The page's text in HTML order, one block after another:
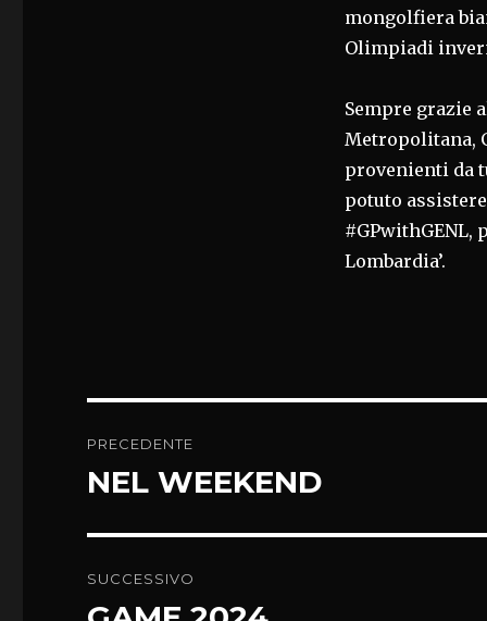
mongolfiera
Olimpiadi
Sempre grazie
Metropolitana,
provenienti da
potuto
#GPwithGENL,
Lombardia’.
articoli
PRECEDENTE
Articolo
NEL WEEKEND
SUCCESSIVO
Articolo